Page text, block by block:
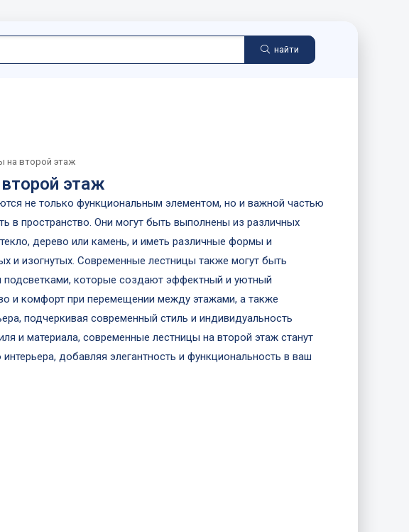
найти
на второй этаж
этаж
не только функциональным элементом, но и важной частью
в пространство. Они могут быть выполнены из различных
дерево или камень, и иметь различные формы и
и изогнутых. Современные лестницы также могут быть
которые создают эффектный и уютный
и комфорт при перемещении между этажами, а также
подчеркивая современный стиль и индивидуальность
и материала, современные лестницы на второй этаж станут
добавляя элегантность и функциональность в ваш